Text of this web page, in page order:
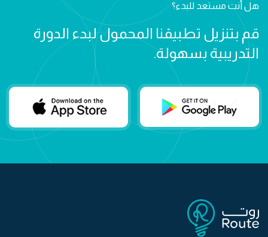
هل أنت مستعد للبدء؟
قم بتنزيل تطبيقنا المحمول لبدء الدورة
التدريبية بسهولة.